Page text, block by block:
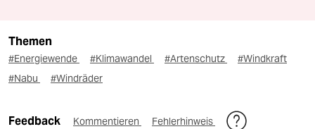
Themen
#Energiewende #Klimawandel #Artenschutz
#Windkraft
#Nabu
#Windräder
Feedback Kommentieren Fehlerhinweis